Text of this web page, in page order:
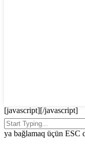
[javascript][/javascript]
ya bağlamaq üçün ESC